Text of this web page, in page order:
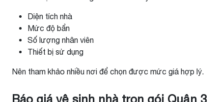
Diện tích nhà
Mức độ bẩn
Số lượng nhân viên
Thiết bị sử dụng
Nên tham khảo nhiều nơi để chọn được mức giá hợp lý.
Báo giá vệ sinh nhà trọn gói Quận 3